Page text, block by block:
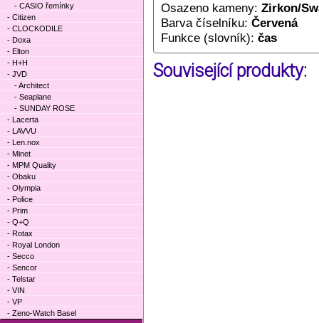
Osazeno kameny: Zirkon/
Barva číselníku: Červená
Funkce (slovník): čas
Související produkty:
- CASIO řemínky
- Citizen
- CLOCKODILE
- Doxa
- Elton
- H+H
- JVD
- Architect
- Seaplane
- SUNDAY ROSE
- Lacerta
- LAVVU
- Len.nox
- Minet
- MPM Quality
- Obaku
- Olympia
- Police
- Prim
- Q+Q
- Rotax
- Royal London
- Secco
- Sencor
- Telstar
- VIN
- VP
- Zeno-Watch Basel